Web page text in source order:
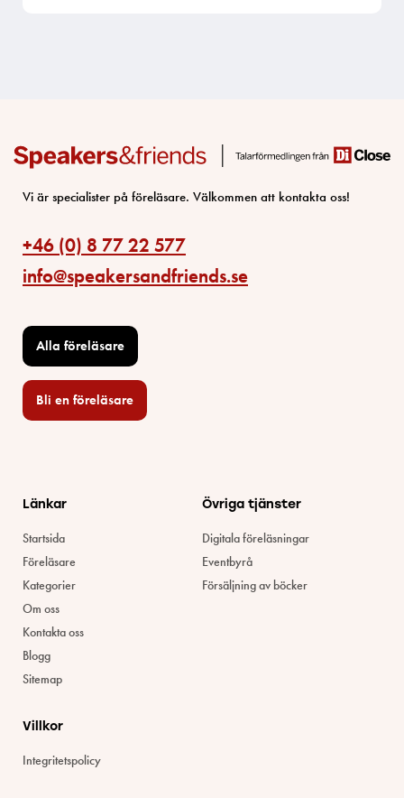
Vi är specialister på föreläsare. Välkommen att kontakta oss!
+46 (0) 8 77 22 577
info@speakersandfriends.se
Alla föreläsare
Bli en föreläsare​
Länkar
Startsida
Föreläsare
Kategorier
Om oss
Kontakta oss
Blogg
Sitemap
Övriga tjänster
Digitala föreläsningar
Eventbyrå
Försäljning av böcker
Villkor
Integritetspolicy